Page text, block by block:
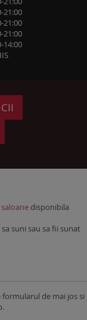
21:00
21:00
21:00
14:00
disponibila
suni sau sa fii sunat
de mai jos si